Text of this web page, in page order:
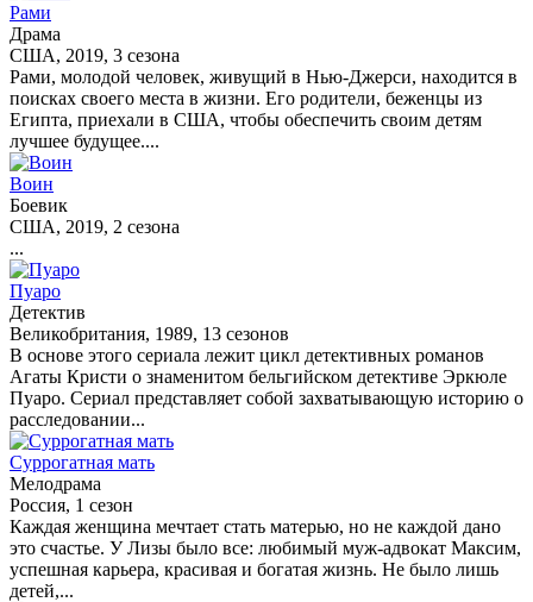
Рами
Драма
США, 2019, 3 сезона
Рами, молодой человек, живущий в Нью-Джерси, находится в
поисках своего места в жизни. Его родители, беженцы из
Египта, приехали в США, чтобы обеспечить своим детям
лучшее будущее....
Воин
Боевик
США, 2019, 2 сезона
...
Пуаро
Детектив
Великобритания, 1989, 13 сезонов
В основе этого сериала лежит цикл детективных романов
Агаты Кристи о знаменитом бельгийском детективе Эркюле
Пуаро. Сериал представляет собой захватывающую историю о
расследовании...
Суррогатная мать
Мелодрама
Россия, 1 сезон
Каждая женщина мечтает стать матерью, но не каждой дано
это счастье. У Лизы было все: любимый муж-адвокат Максим,
успешная карьера, красивая и богатая жизнь. Не было лишь
детей,...